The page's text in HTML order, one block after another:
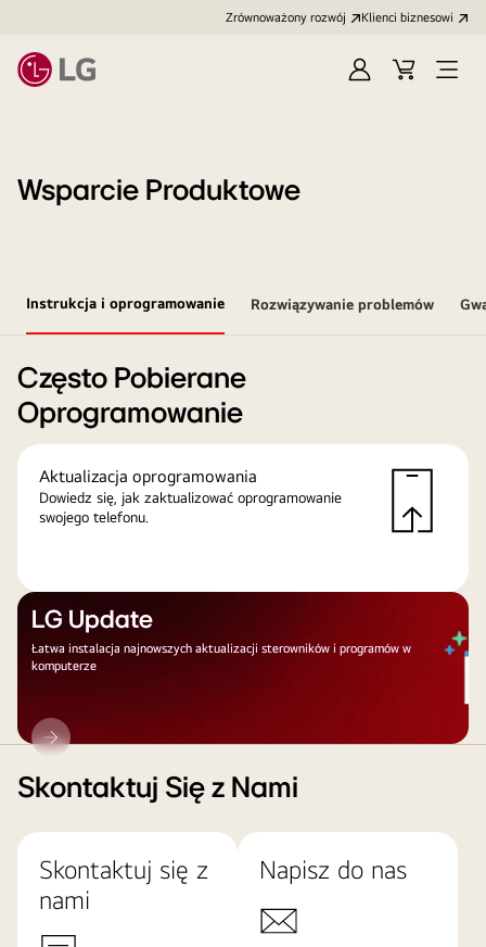
Zrównoważony rozwój Klienci biznesowi
ZalogujKoszyk
Wsparcie Produktowe
Instrukcja i oprogramowanie Rozwiązywanie problemów
Często Pobierane
Oprogramowanie
Aktualizacja oprogramowania
Dowiedz się, jak zaktualizować oprogramowanie
swojego telefonu.
LG Update
Łatwa instalacja najnowszych aktualizacji sterowników i programów w
komputerze
LG
Update
Skontaktuj Się z Nami
Skontaktuj się z
nami
Napisz do nas